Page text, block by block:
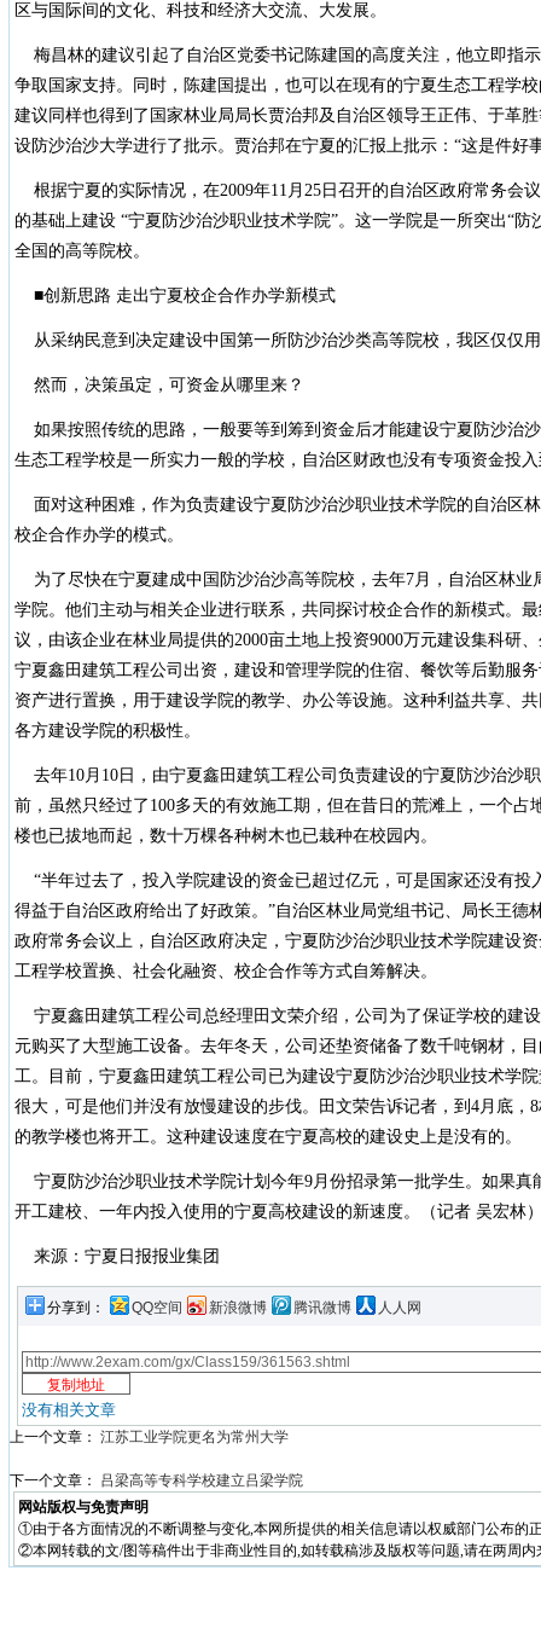
区与国际间的文化、科技和经济大交流、大发展。
梅昌林的建议引起了自治区党委书记陈建国的高度关注，他立即指
争取国家支持。同时，陈建国提出，也可以在现有的宁夏生态工程学
建议同样也得到了国家林业局局长贾治邦及自治区领导王正伟、于革
设防沙治沙大学进行了批示。贾治邦在宁夏的汇报上批示：“这是件好
根据宁夏的实际情况，在2009年11月25日召开的自治区政府常务会
的基础上建设 “宁夏防沙治沙职业技术学院”。这一学院是一所突出“防
全国的高等院校。
■创新思路 走出宁夏校企合作办学新模式
从采纳民意到决定建设中国第一所防沙治沙类高等院校，我区仅仅
然而，决策虽定，可资金从哪里来？
如果按照传统的思路，一般要等到筹到资金后才能建设宁夏防沙治
生态工程学校是一所实力一般的学校，自治区财政也没有专项资金投
面对这种困难，作为负责建设宁夏防沙治沙职业技术学院的自治区
校企合作办学的模式。
为了尽快在宁夏建成中国防沙治沙高等院校，去年7月，自治区林业
学院。他们主动与相关企业进行联系，共同探讨校企合作的新模式。
议，由该企业在林业局提供的2000亩土地上投资9000万元建设集科研
宁夏鑫田建筑工程公司出资，建设和管理学院的住宿、餐饮等后勤服
资产进行置换，用于建设学院的教学、办公等设施。这种利益共享、
各方建设学院的积极性。
去年10月10日，由宁夏鑫田建筑工程公司负责建设的宁夏防沙治沙
前，虽然只经过了100多天的有效施工期，但在昔日的荒滩上，一个占
楼也已拔地而起，数十万棵各种树木也已栽种在校园内。
“半年过去了，投入学院建设的资金已超过亿元，可是国家还没有投
得益于自治区政府给出了好政策。”自治区林业局党组书记、局长王德
政府常务会议上，自治区政府决定，宁夏防沙治沙职业技术学院建设
工程学校置换、社会化融资、校企合作等方式自筹解决。
宁夏鑫田建筑工程公司总经理田文荣介绍，公司为了保证学校的建
元购买了大型施工设备。去年冬天，公司还垫资储备了数千吨钢材，
工。目前，宁夏鑫田建筑工程公司已为建设宁夏防沙治沙职业技术学
很大，可是他们并没有放慢建设的步伐。田文荣告诉记者，到4月底，
的教学楼也将开工。这种建设速度在宁夏高校的建设史上是没有的。
宁夏防沙治沙职业技术学院计划今年9月份招录第一批学生。如果真
开工建校、一年内投入使用的宁夏高校建设的新速度。（记者 吴宏林
来源：宁夏日报报业集团
分享到： QQ空间 新浪微博 腾讯微博 人人网
没有相关文章
上一个文章： 江苏工业学院更名为常州大学
下一个文章：
吕梁高等专科学校建立吕梁学院
网站版权与免责声明
①由于各方面情况的不断调整与变化,本网所提供的相关信息请以权威部门公布的
②本网转载的文/图等稿件出于非商业性目的,如转载稿涉及版权等问题,请在两周内